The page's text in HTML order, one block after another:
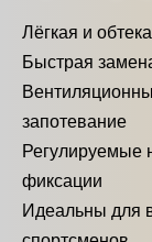
Лёгкая и
Быстрая
запотевание
Регулируемые
фиксации
Идеальны для